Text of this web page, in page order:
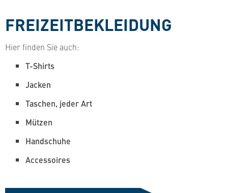
FREIZEITBEKLEIDUNG
Hier finden Sie auch:
T-Shirts
Jacken
Taschen, jeder Art
Mützen
Handschuhe
Accessoires